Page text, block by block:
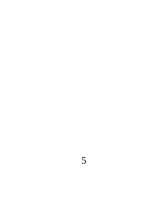
5